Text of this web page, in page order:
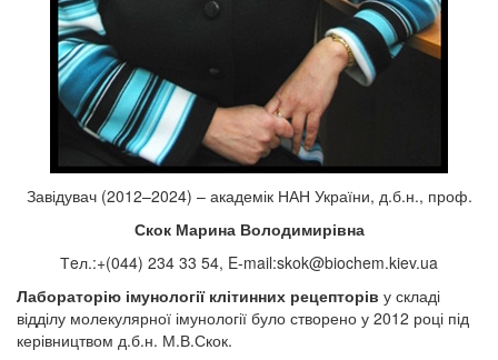
Завідувач (2012–2024) – академік НАН України, д.б.н., проф.
Скок Марина Володимирівна
Тeл.:+(044) 234 33 54, E-mail:skok@biochem.kiev.ua
Лабораторію імунології клітинних рецепторів у складі
відділу молекулярної імунології було створено у 2012 році під
керівництвом д.б.н. М.В.Скок.